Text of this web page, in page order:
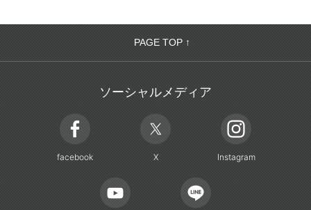
PAGE TOP ↑
ソーシャルメディア
facebook X Instagram